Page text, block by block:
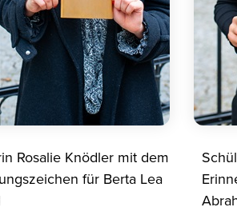
Rosalie Knödler mit dem
für Berta Lea